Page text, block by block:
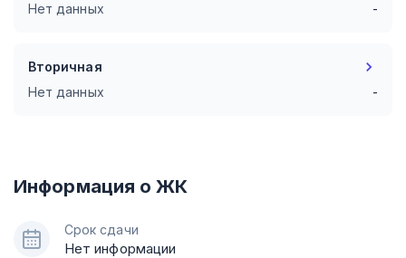
Нет данных
-
Вторичная
Нет данных
-
Информация о ЖК
Срок сдачи
Нет информации